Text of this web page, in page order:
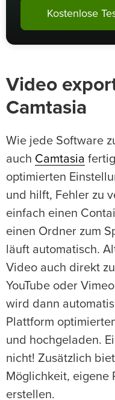
Kostenlose
Video
Camtasia
Wie jede Software
auch Camtasia
optimierten
und hilft, Fehler zu
einfach einen
einen Ordner zum
läuft automatisch.
Video auch direkt
YouTube oder
wird dann
Plattform
und hochgeladen.
nicht! Zusätzlich
Möglichkeit, eigene
erstellen.